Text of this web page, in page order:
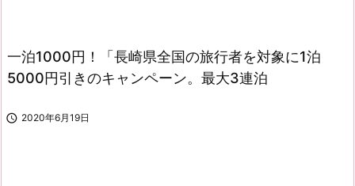
一泊1000円！「長崎県全国の旅行者を対象に1泊
5000円引きのキャンペーン。最大3連泊
 2020年6月19日